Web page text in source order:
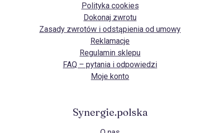
Polityka cookies
Dokonaj zwrotu
Zasady zwrotów i odstąpienia od umowy
Reklamacje
Regulamin sklepu
FAQ – pytania i odpowiedzi
Moje konto
Synergie.polska